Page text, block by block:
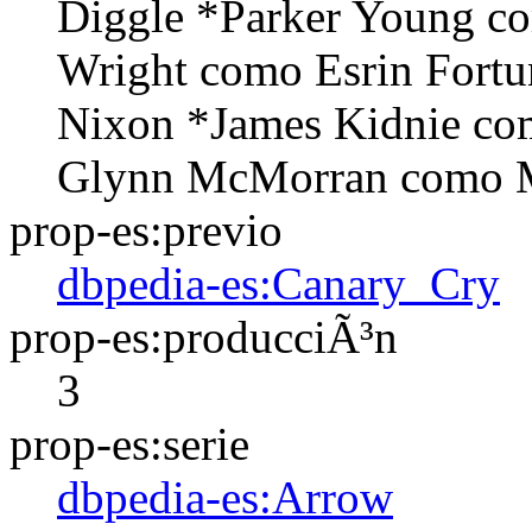
Diggle *Parker Young
Wright como Esrin
Nixon *James Kidnie
Glynn McMorran como
prop-es:previo
dbpedia-es:Canary_Cry
prop-es:producciÃ³n
3
prop-es:serie
dbpedia-es:Arrow